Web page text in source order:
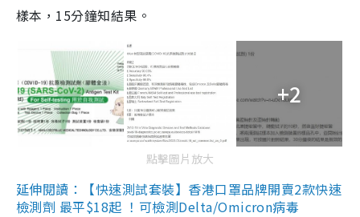
樣本，15分鐘知結果。
+2
點擊圖片放大
延伸閱讀：【快速測試套裝】香港口罩品牌開賣2款快速
檢測劑 最平$18起 ！可檢測Delta/Omicron病毒